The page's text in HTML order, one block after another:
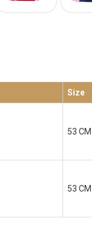
Size
53 CM
53 CM